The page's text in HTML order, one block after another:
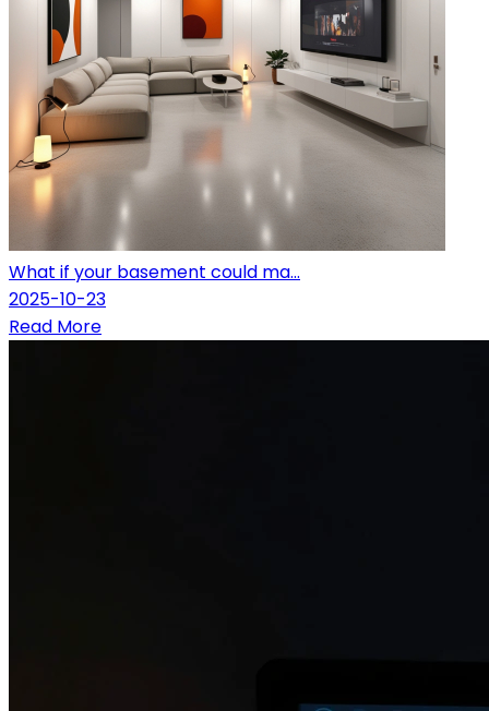
What if your basement could ma...
2025-10-23
Read More